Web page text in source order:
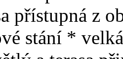
přístupná z
stání *